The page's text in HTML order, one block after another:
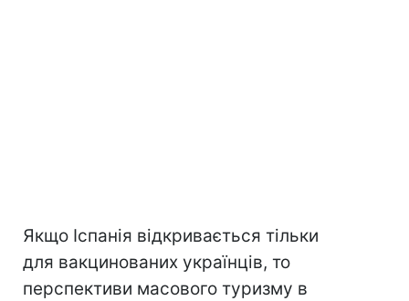
Якщо Іспанія відкривається тільки
для вакцинованих українців, то
перспективи масового туризму в